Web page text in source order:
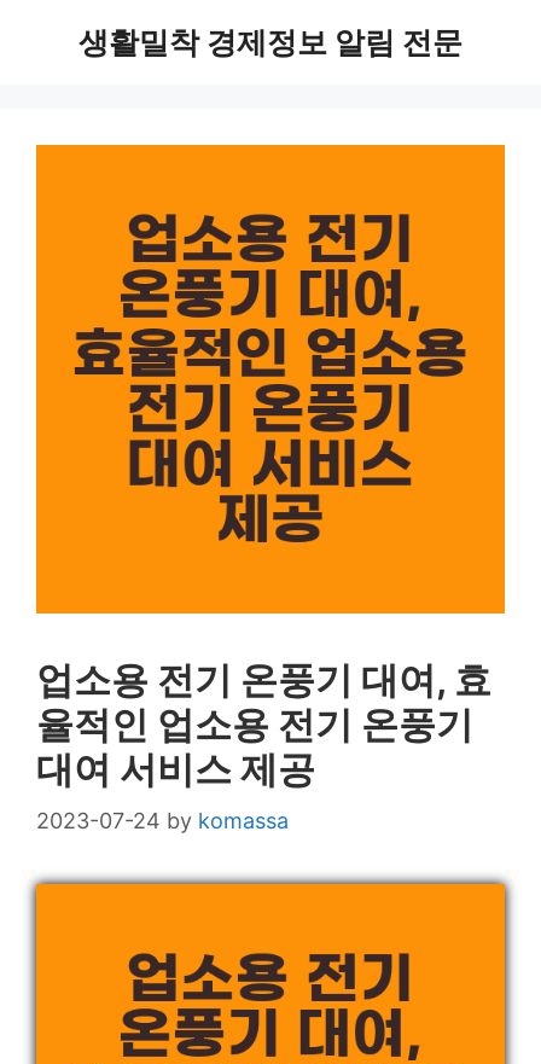
생활밀착 경제정보 알림 전문
업소용 전기 온풍기 대여, 효
율적인 업소용 전기 온풍기
대여 서비스 제공
2023-07-24 by komassa